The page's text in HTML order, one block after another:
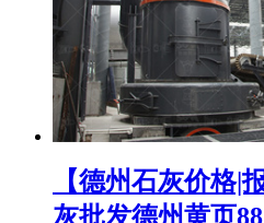
【德州石灰价格|
灰批发德州黄页